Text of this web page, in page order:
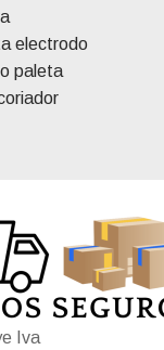
electrodo
paleta
Iva